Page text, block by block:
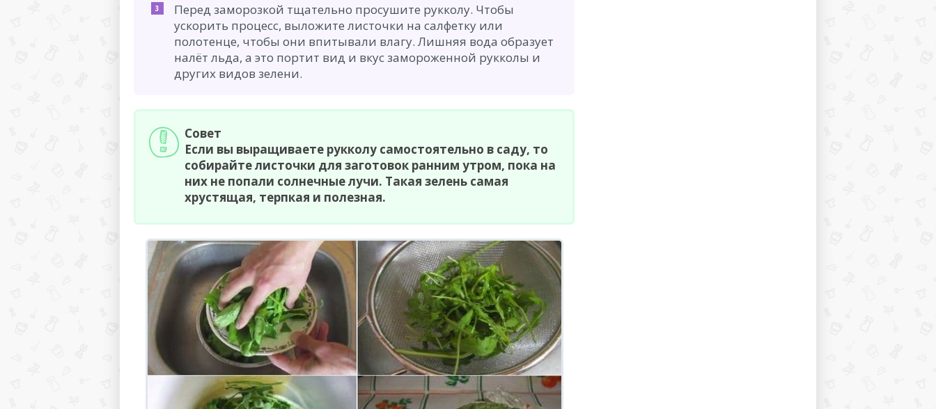
Перед заморозкой тщательно просушите рукколу. Чтобы
ускорить процесс, выложите листочки на салфетку или
полотенце, чтобы они впитывали влагу. Лишняя вода образует
налёт льда, а это портит вид и вкус замороженной рукколы и
других видов зелени.
Совет
Если вы выращиваете рукколу самостоятельно в саду, то
собирайте листочки для заготовок ранним утром, пока на
них не попали солнечные лучи. Такая зелень самая
хрустящая, терпкая и полезная.